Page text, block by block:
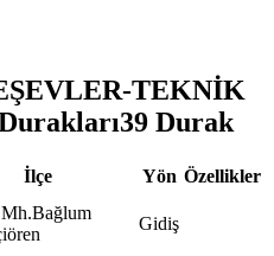
TEKNİK
39 Durak
İlçe Yön Özellikler
Gidiş